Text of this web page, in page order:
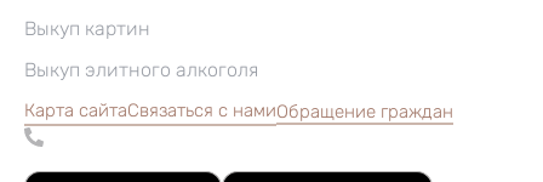
Выкуп картин
Выкуп элитного алкоголя
Карта сайтаСвязаться с намиОбращение граждан